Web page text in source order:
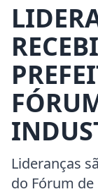
Lideranças
do Fórum